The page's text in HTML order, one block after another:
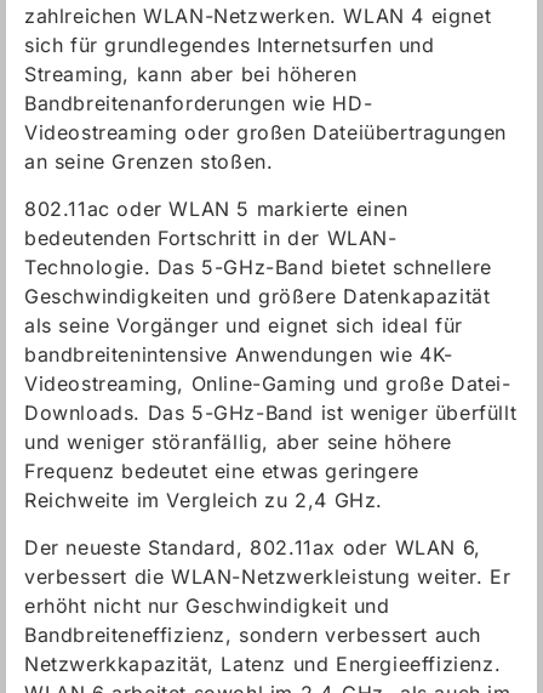
zahlreichen WLAN-Netzwerken. WLAN 4 eignet
sich für grundlegendes Internetsurfen und
Streaming, kann aber bei höheren
Bandbreitenanforderungen wie HD-
Videostreaming oder großen Dateiübertragungen
an seine Grenzen stoßen.
802.11ac oder WLAN 5 markierte einen
bedeutenden Fortschritt in der WLAN-
Technologie. Das 5-GHz-Band bietet schnellere
Geschwindigkeiten und größere Datenkapazität
als seine Vorgänger und eignet sich ideal für
bandbreitenintensive Anwendungen wie 4K-
Videostreaming, Online-Gaming und große Datei-
Downloads. Das 5-GHz-Band ist weniger überfüllt
und weniger störanfällig, aber seine höhere
Frequenz bedeutet eine etwas geringere
Reichweite im Vergleich zu 2,4 GHz.
Der neueste Standard, 802.11ax oder WLAN 6,
verbessert die WLAN-Netzwerkleistung weiter. Er
erhöht nicht nur Geschwindigkeit und
Bandbreiteneffizienz, sondern verbessert auch
Netzwerkkapazität, Latenz und Energieeffizienz.